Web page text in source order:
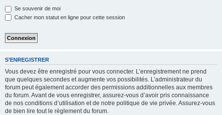
Se souvenir de moi
Cacher mon statut en ligne pour cette session
S’ENREGISTRER
Vous devez être enregistré pour vous connecter. L’enregistrement ne prend
que quelques secondes et augmente vos possibilités. L’administrateur du
forum peut également accorder des permissions additionnelles aux membres
du forum. Avant de vous enregistrer, assurez-vous d’avoir pris connaissance
de nos conditions d’utilisation et de notre politique de vie privée. Assurez-vous
de bien lire tout le règlement du forum.